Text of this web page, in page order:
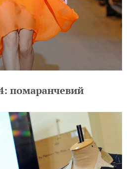
помаранчевий